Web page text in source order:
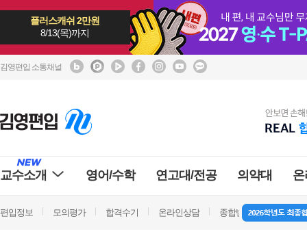
플러스캐쉬 2만원
8/13(목)까지
김영편입 소통채널
교수소개 영어/수학 연고대/전공 의약대
편입정보 모의평가 합격수기 온라인상담 종합반 방문상담